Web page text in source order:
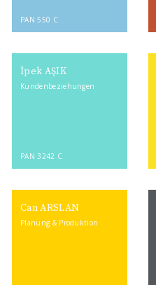
PAN 550 C
İpek AŞIK
Kundenbeziehungen
PAN 3242 C
Can ARSLAN
Planung & Produktion